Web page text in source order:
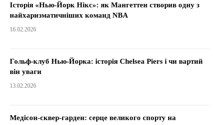
Історія «Нью-Йорк Нікс»: як Мангеттен створив одну з
найхаризматичніших команд NBA
16.02.2026
Гольф-клуб Нью-Йорка: історія Chelsea Piers і чи вартий
він уваги
13.02.2026
Медісон-сквер-гарден: серце великого спорту на